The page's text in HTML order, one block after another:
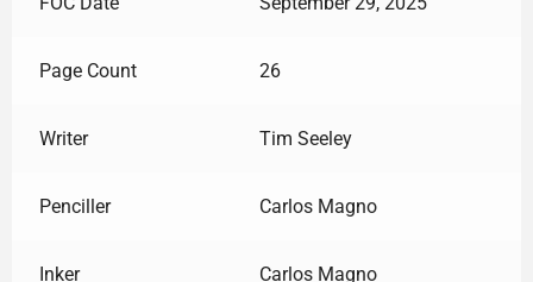
Page Count 26
Writer Tim Seeley
Penciller Carlos Magno
Inker Carlos Magno